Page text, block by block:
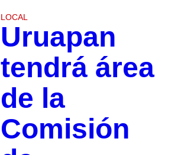
LOCAL
Uruapan
tendrá área
de la
Comisión